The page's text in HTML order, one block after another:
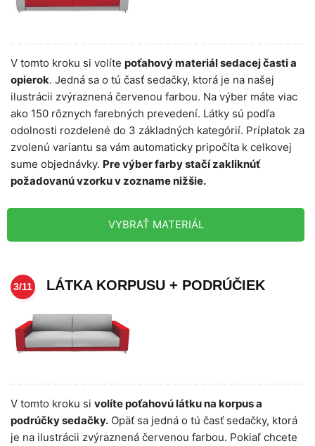
V tomto kroku si volíte poťahový materiál sedacej časti a
opierok. Jedná sa o tú časť sedačky, ktorá je na našej
ilustrácii zvýraznená červenou farbou. Na výber máte viac
ako 150 rôznych farebných prevedení. Látky sú podľa
odolnosti rozdelené do 3 základných kategórií. Príplatok za
zvolenú variantu sa vám automaticky pripočíta k celkovej
sume objednávky. Pre výber farby stačí zakliknúť
požadovanú vzorku v zozname nižšie.
VYBRAŤ MATERIÁL
3/11 LÁTKA KORPUSU + PODRÚČIEK
V tomto kroku si volíte poťahovú látku na korpus a
podrúčky sedačky. Opäť sa jedná o tú časť sedačky, ktorá
je na ilustrácii zvýraznená červenou farbou. Pokiaľ chcete